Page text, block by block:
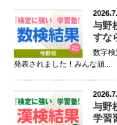
与野
すな
数字
発表されました！みんな頑...
与野
学習